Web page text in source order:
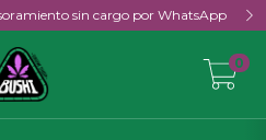
sin cargo por WhatsApp
0